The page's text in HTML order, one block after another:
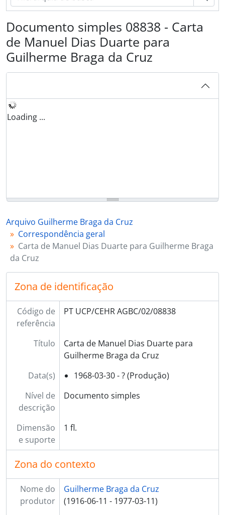
Documento simples 08838 - Carta
de Manuel Dias Duarte para
Guilherme Braga da Cruz
Loading ...
Arquivo Guilherme Braga da Cruz
Correspondência geral
Carta de Manuel Dias Duarte para Guilherme Braga
da Cruz
Zona de identificação
Código de
referência
PT UCP/CEHR AGBC/02/08838
Título
Carta de Manuel Dias Duarte para
Guilherme Braga da Cruz
Data(s)
1968-03-30 - ? (Produção)
Nível de
descrição
Documento simples
Dimensão
e suporte
1 fl.
Zona do contexto
Nome do
produtor
Guilherme Braga da Cruz
(1916-06-11 - 1977-03-11)